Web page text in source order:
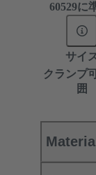
60529に
サイ
クランプ
囲